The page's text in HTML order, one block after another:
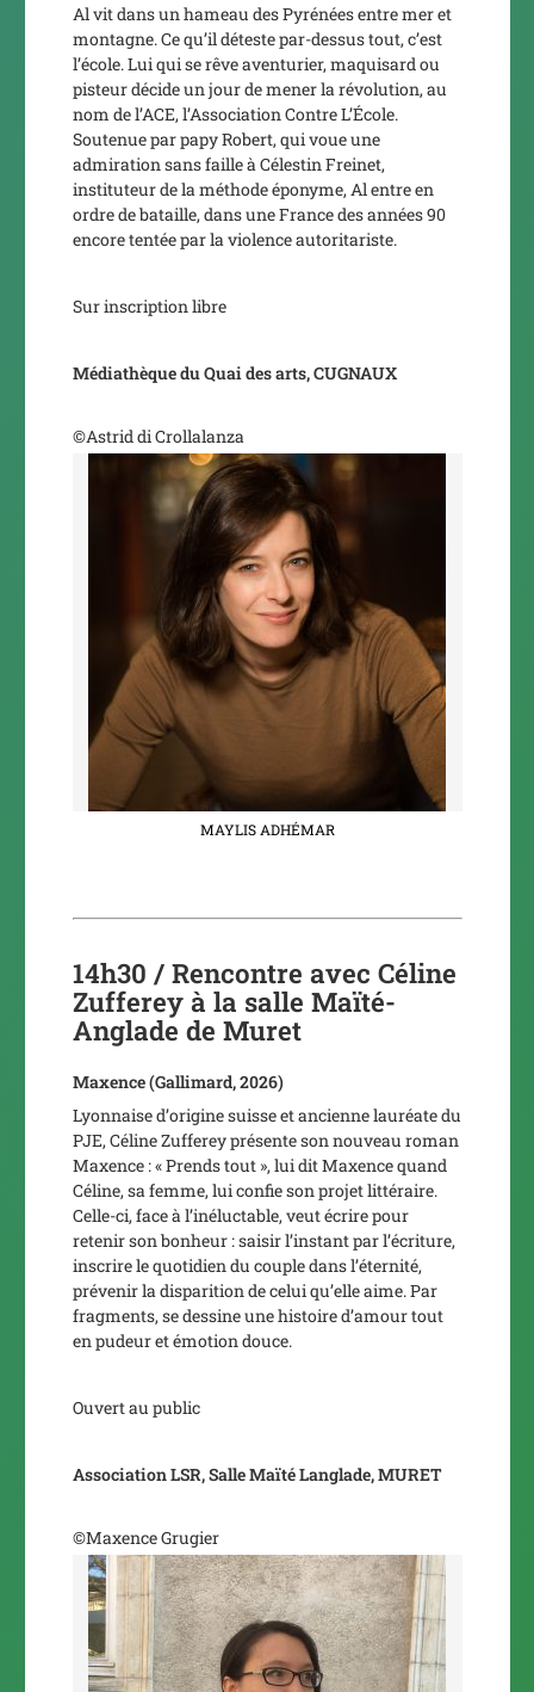
Al vit dans un hameau des Pyrénées entre mer et
montagne. Ce qu’il déteste par-dessus tout, c’est
l’école. Lui qui se rêve aventurier, maquisard ou
pisteur décide un jour de mener la révolution, au
nom de l’ACE, l’Association Contre L’École.
Soutenue par papy Robert, qui voue une
admiration sans faille à Célestin Freinet,
instituteur de la méthode éponyme, Al entre en
ordre de bataille, dans une France des années 90
encore tentée par la violence autoritariste.
Sur inscription libre
Médiathèque du Quai des arts, CUGNAUX
©Astrid di Crollalanza
MAYLIS ADHÉMAR
14h30 / Rencontre avec Céline
Zufferey à la salle Maïté-
Anglade de Muret
Maxence(Gallimard, 2026)
Lyonnaise d’origine suisse et ancienne lauréate du
PJE, Céline Zufferey présente son nouveau roman
Maxence :« Prends tout », lui dit Maxence quand
Céline, sa femme, lui confie son projet littéraire.
Celle-ci, face à l’inéluctable, veut écrire pour
retenir son bonheur : saisir l’instant par l’écriture,
inscrire le quotidien du couple dans l’éternité,
prévenir la disparition de celui qu’elle aime. Par
fragments, se dessine une histoire d’amour tout
en pudeur et émotion douce.
Ouvert au public
Association LSR, Salle Maïté Langlade, MURET
©Maxence Grugier